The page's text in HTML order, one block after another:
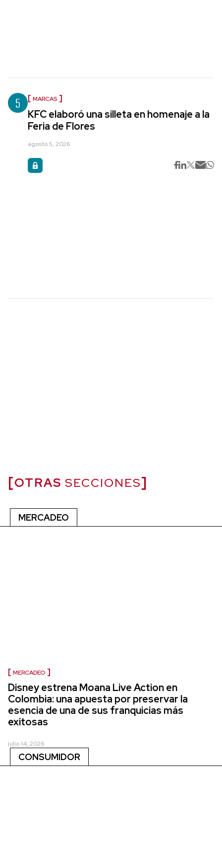
5 MARCAS
KFC elaboró una silleta en homenaje a la
Feria de Flores
agosto 5, 2026
OTRAS SECCIONES
MERCADEO
MERCADEO
Disney estrena Moana Live Action en
Colombia: una apuesta por preservar la
esencia de una de sus franquicias más
exitosas
julio 14, 2026
CONSUMIDOR